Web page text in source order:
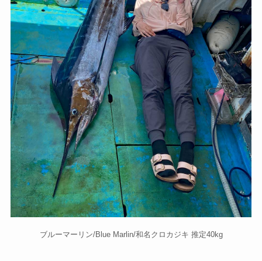
ブルーマーリン/Blue Marlin/和名クロカジキ 推定40kg